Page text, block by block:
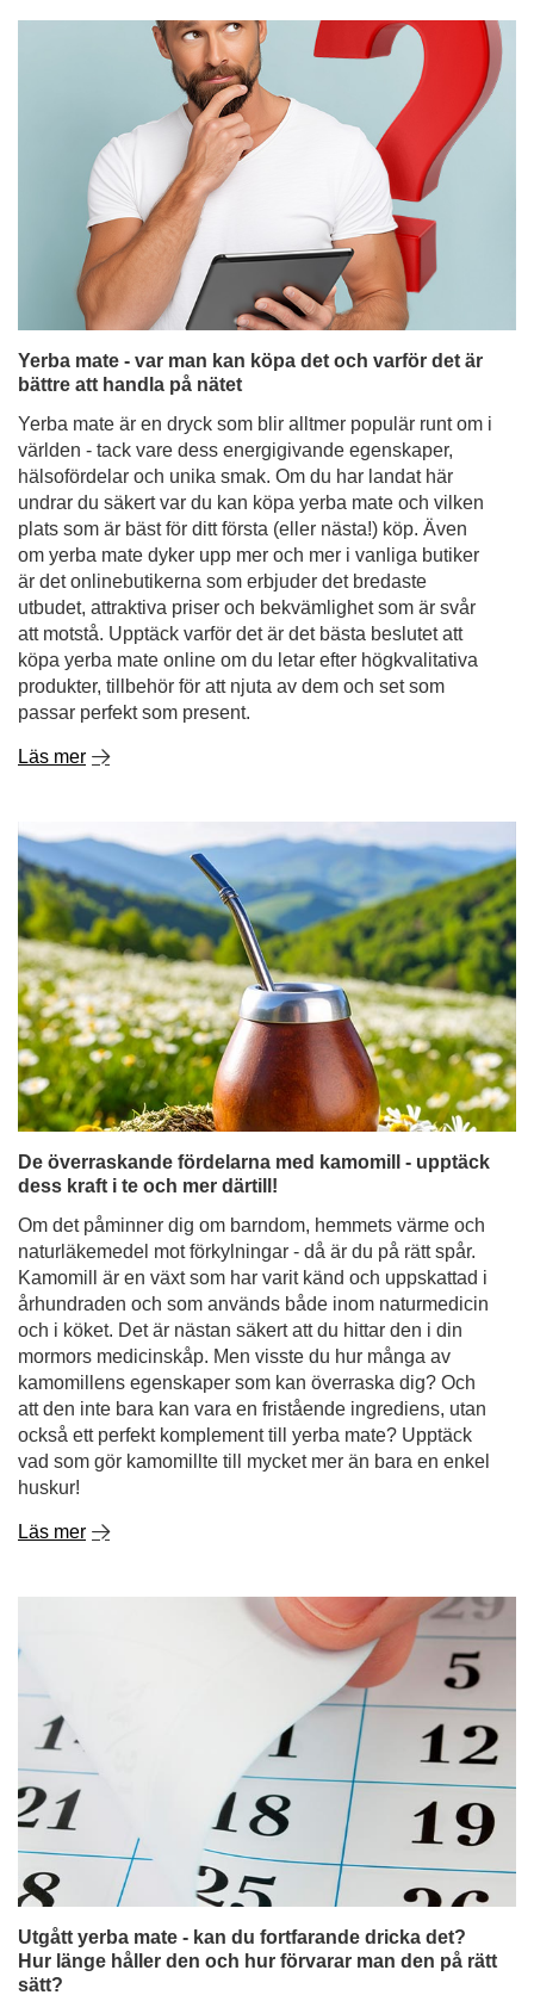
Yerba mate - var man kan köpa det och varför det är
bättre att handla på nätet
Yerba mate är en dryck som blir alltmer populär runt om i
världen - tack vare dess energigivande egenskaper,
hälsofördelar och unika smak. Om du har landat här
undrar du säkert var du kan köpa yerba mate och vilken
plats som är bäst för ditt första (eller nästa!) köp. Även
om yerba mate dyker upp mer och mer i vanliga butiker
är det onlinebutikerna som erbjuder det bredaste
utbudet, attraktiva priser och bekvämlighet som är svår
att motstå. Upptäck varför det är det bästa beslutet att
köpa yerba mate online om du letar efter högkvalitativa
produkter, tillbehör för att njuta av dem och set som
passar perfekt som present.
Läs mer
De överraskande fördelarna med kamomill - upptäck
dess kraft i te och mer därtill!
Om det påminner dig om barndom, hemmets värme och
naturläkemedel mot förkylningar - då är du på rätt spår.
Kamomill är en växt som har varit känd och uppskattad i
århundraden och som används både inom naturmedicin
och i köket. Det är nästan säkert att du hittar den i din
mormors medicinskåp. Men visste du hur många av
kamomillens egenskaper som kan överraska dig? Och
att den inte bara kan vara en fristående ingrediens, utan
också ett perfekt komplement till yerba mate? Upptäck
vad som gör kamomillte till mycket mer än bara en enkel
huskur!
Läs mer
Utgått yerba mate - kan du fortfarande dricka det?
Hur länge håller den och hur förvarar man den på rätt
sätt?